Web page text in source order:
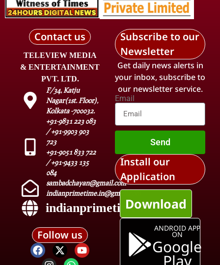
Contact us
TELEVIEW MEDIA
& ENTERTAINMENT
PVT. LTD.
F/34, Katju
Nagar(1st. Floor),
Kolkata -700032.
+91-9831 223 083
/ +91-9903 903
723
+91-9051 833 722
/ +91-9433 135
084
sambadchayan@gmail.com
indianprimetime.in@gmail.com
indianprimetime.in
Follow us
Subscribe to our
Newsletter
Get daily news alerts in
your inbox, subscribe to
our newsletter service.
Email
Send
Install our
Application
Download
ANDROID APP
ON
Google
Play